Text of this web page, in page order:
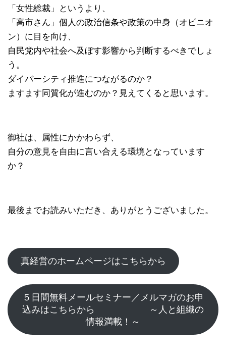
「女性総裁」というより、
「高市さん」個人の政治信条や政策の中身（オピニオ
ン）に目を向け、
自民党内や社会へ及ぼす影響から判断するべきでしょ
う。
ダイバーシティ推進につながるのか？
ますます同質化が進むのか？見えてくると思います。
御社は、属性にかかわらず、
自分の意見を自由に言い合える環境となっています
か？
最後までお読みいただき、ありがとうございました。
真経営のホームページはこちらから
５日間無料メールセミナー／メルマガのお申
込みはこちらから ～人と組織の
情報満載！～